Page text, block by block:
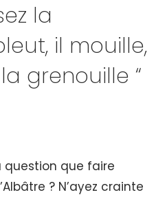
la
il mouille,
grenouille “
question que faire
? N’ayez crainte